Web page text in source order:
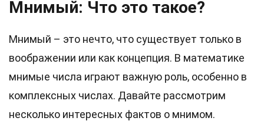
Мнимый: Что это такое?
Мнимый – это нечто, что существует только в
воображении или как концепция. В математике
мнимые числа играют важную роль, особенно в
комплексных числах. Давайте рассмотрим
несколько интересных фактов о мнимом.